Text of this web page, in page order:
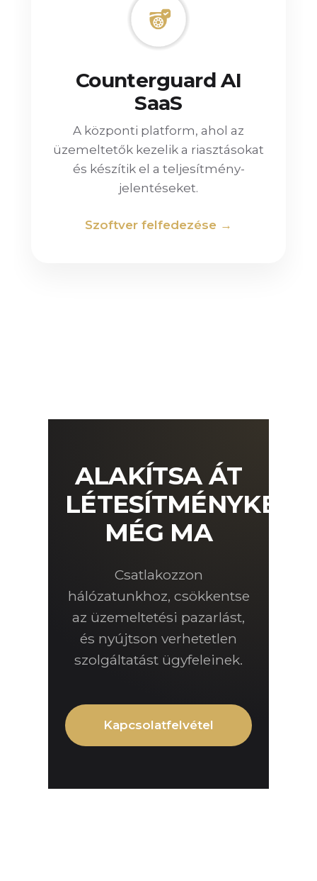
Counterguard AI
SaaS
A központi platform, ahol az
üzemeltetők kezelik a riasztásokat
és készítik el a teljesítmény-
jelentéseket.
Szoftver felfedezése →
ALAKÍTSA ÁT
MÉG MA
Csatlakozzon
hálózatunkhoz, csökkentse
az üzemeltetési pazarlást,
és nyújtson verhetetlen
szolgáltatást ügyfeleinek.
Kapcsolatfelvétel